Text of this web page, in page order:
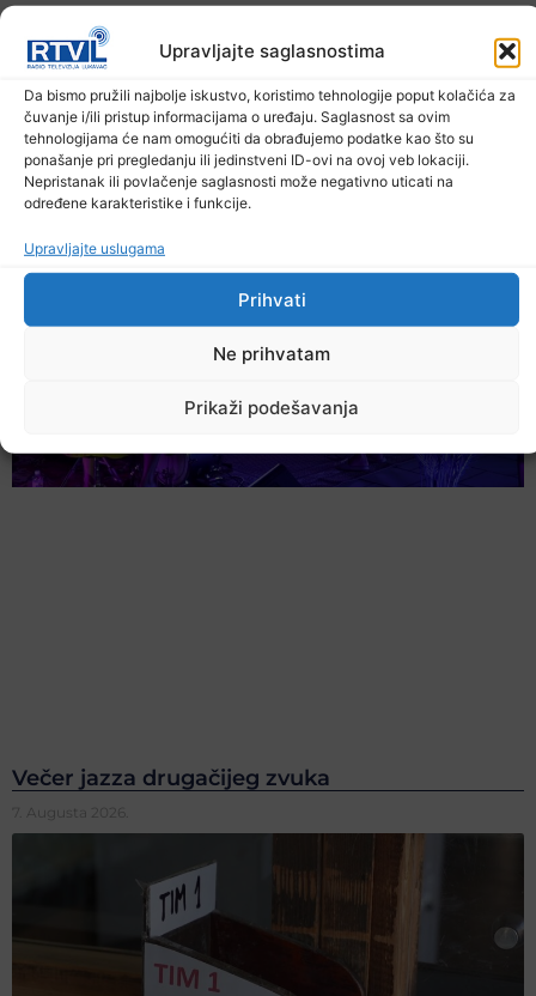
Upravljajte saglasnostima
Da bismo pružili najbolje iskustvo, koristimo tehnologije poput kolačića za
čuvanje i/ili pristup informacijama o uređaju. Saglasnost sa ovim
tehnologijama će nam omogućiti da obrađujemo podatke kao što su
ponašanje pri pregledanju ili jedinstveni ID-ovi na ovoj veb lokaciji.
Nepristanak ili povlačenje saglasnosti može negativno uticati na
određene karakteristike i funkcije.
Upravljajte uslugama
Prihvati
Ne prihvatam
Prikaži podešavanja
U TK povećan broj požara
7. Augusta 2026.
Večer jazza drugačijeg zvuka
7. Augusta 2026.